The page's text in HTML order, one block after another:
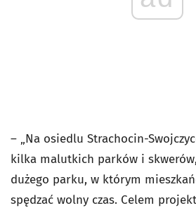
– „Na osiedlu Strachocin-
kilka malutkich parków i
dużego parku, w którym
spędzać wolny czas. Celem